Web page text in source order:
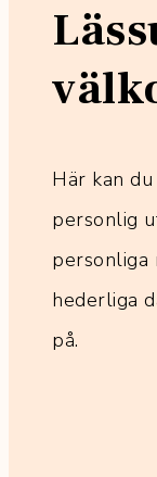
Här kan
personlig
personliga
hederliga
på.